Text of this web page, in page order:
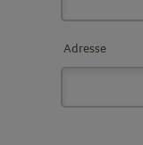
Adresse